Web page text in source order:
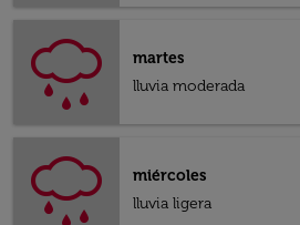
martes
lluvia moderada
miércoles
lluvia ligera